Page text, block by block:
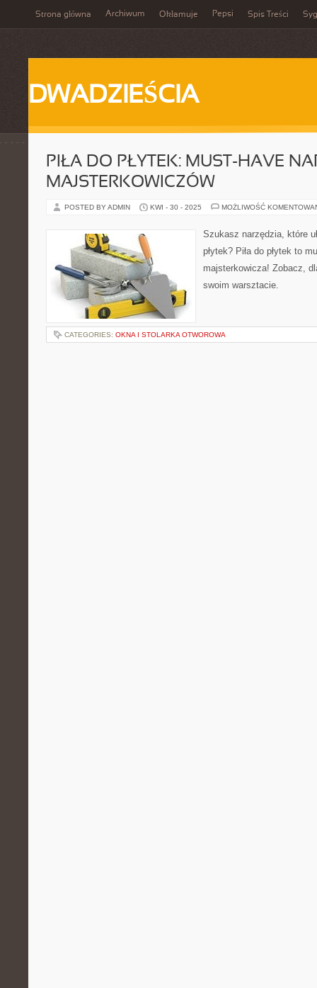
Strona główna Archiwum Okłamuje Pepsi Spis Treści
DWADZIEŚCIA
PIŁA DO PŁYTEK: MUST-HAVE
MAJSTERKOWICZÓW
POSTED BY ADMIN KWI - 30 - 2025 MOŻLIWOŚĆ
Szukasz narzędzia, które
płytek? Piła do płytek to
majsterkowicza! Zobacz,
swoim warsztacie.
CATEGORIES: OKNA I STOLARKA OTWOROWA